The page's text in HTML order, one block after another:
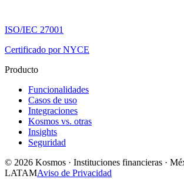
ISO/IEC 27001
Certificado por NYCE
Producto
Funcionalidades
Casos de uso
Integraciones
Kosmos vs. otras
Insights
Seguridad
© 2026 Kosmos · Instituciones financieras ·
LATAMAviso de Privacidad